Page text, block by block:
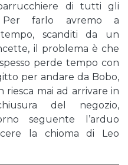
di tutti gli
Per farlo avremo a
scanditi da un
il problema è che
perde tempo con
per andare da Bobo,
mai ad arrivare in
del negozio,
seguente l’arduo
la chioma di Leo